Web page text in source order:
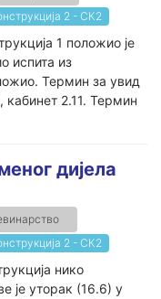
2 - СК2
1 положио је
испита из
Термин за увид
кабинет 2.11. Термин
дијела
2 - СК2
нико
је уторак (16.6) у